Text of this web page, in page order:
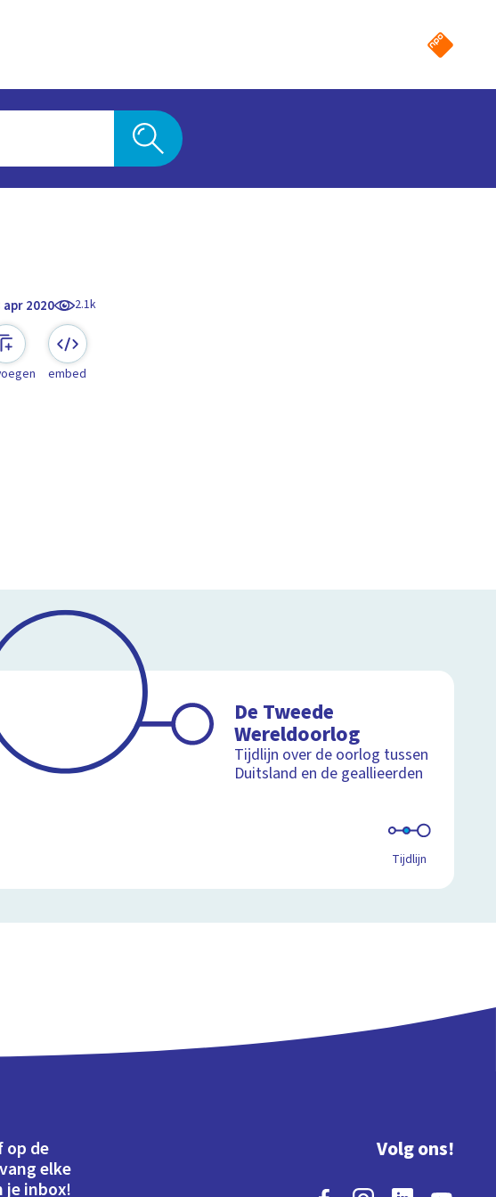
apr 2020 2.1k
embed
De Tweede
Wereldoorlog
Tijdlijn over de oorlog tussen
Duitsland en de geallieerden
Tijdlijn
op de
elke
je inbox!
Volg ons!